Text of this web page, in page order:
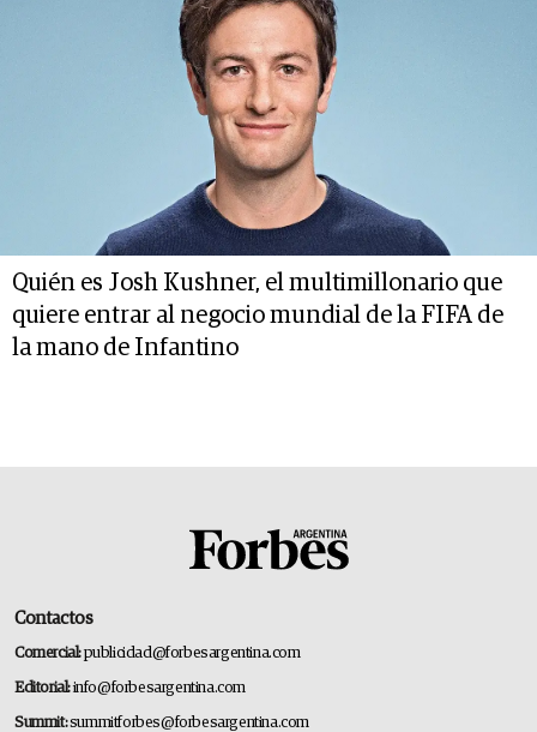
Quién es Josh Kushner, el multimillonario que
quiere entrar al negocio mundial de la FIFA de
la mano de Infantino
Contactos
Comercial:publicidad@forbesargentina.com
Editorial:info@forbesargentina.com
Summit:summitforbes@forbesargentina.com